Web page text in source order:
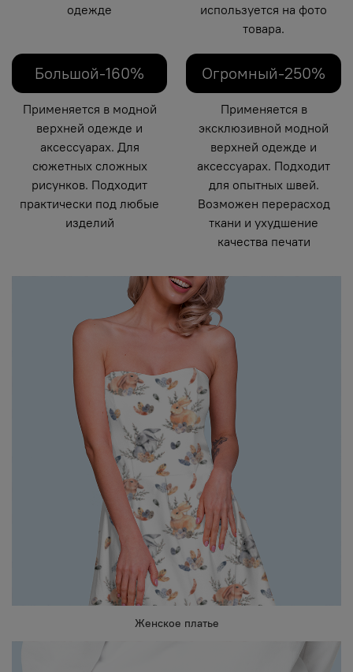
одежде
используется на фото
товара.
Большой-160%
Применяется в модной
верхней одежде и
аксессуарах. Для
сюжетных сложных
рисунков. Подходит
практически под любые
изделий
Огромный-250%
Применяется в
эксклюзивной модной
верхней одежде и
аксессуарах. Подходит
для опытных швей.
Возможен перерасход
ткани и ухудшение
качества печати
Женское платье